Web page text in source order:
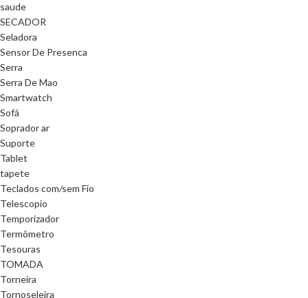
saude
SECADOR
Seladora
Sensor De Presenca
Serra
Serra De Mao
Smartwatch
Sofá
Soprador ar
Suporte
Tablet
tapete
Teclados com/sem Fio
Telescopio
Temporizador
Termômetro
Tesouras
TOMADA
Torneira
Tornoseleira